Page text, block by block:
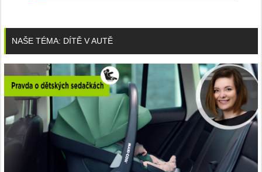
NAŠE TÉMA: DÍTĚ V AUTĚ